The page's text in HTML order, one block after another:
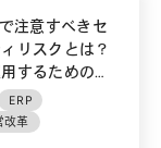
注意すべきセ
リスクとは？
するための対
説
ERP
改革